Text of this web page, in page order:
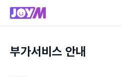
부가서비스 안내